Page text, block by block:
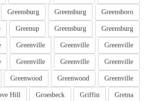
Greensboro
Greensburg
Greensburg
Greensburg
Greensburg
Greenup
Greenville
Greenville
Greenville
Greenville
Greenville
Greenville
Greenville
Greenwood
Greenwood
Gretna
Griffin
Groesbeck
Hill